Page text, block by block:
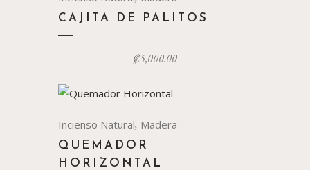
CAJITA DE PALITOS
₡5,000.00
Incienso Natural, Madera
QUEMADOR
HORIZONTAL